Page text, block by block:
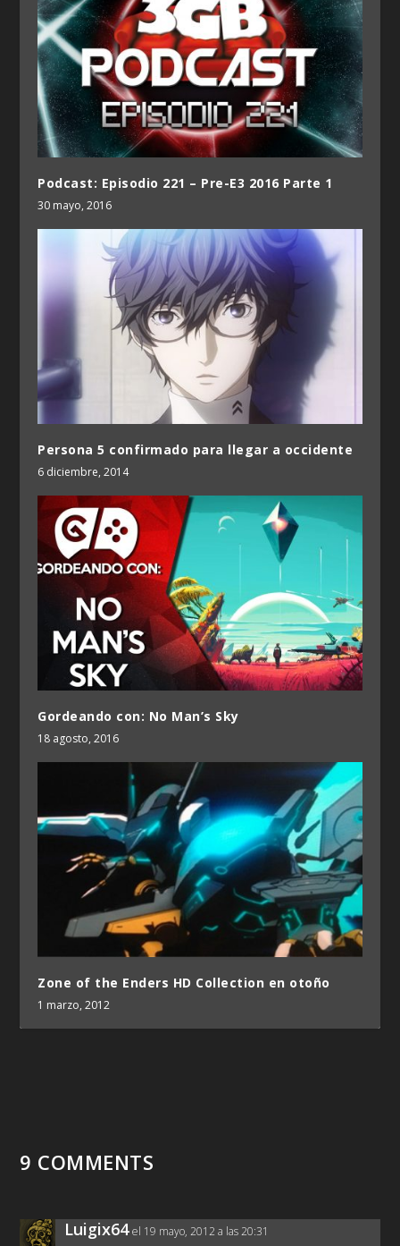
Podcast: Episodio 221 – Pre-E3 2016 Parte 1
30 mayo, 2016
Persona 5 confirmado para llegar a occidente
6 diciembre, 2014
Gordeando con: No Man’s Sky
18 agosto, 2016
Zone of the Enders HD Collection en otoño
1 marzo, 2012
9 COMMENTS
Luigix64 el 19 mayo, 2012 a las 20:31